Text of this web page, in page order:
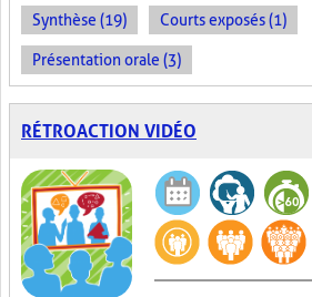
Synthèse (19) Courts exposés (1)
Présentation orale (3)
RÉTROACTION VIDÉO